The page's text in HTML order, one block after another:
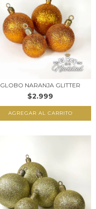
GLOBO NARANJA GLITTER
$2.999
AGREGAR AL CARRITO